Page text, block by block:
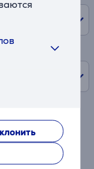
- Вытяжка